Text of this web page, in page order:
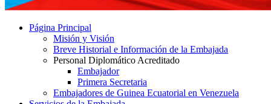
Página Principal
Misión y Visión
Breve Historial e Información de la Embajada
Personal Diplomático Acreditado
Embajador
Primera Secretaria
Embajadores de Guinea Ecuatorial en Venezuela